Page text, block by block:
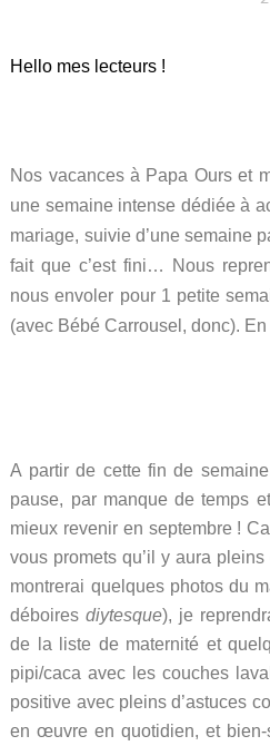
Hello mes lecteurs !
Nos vacances à Papa Ours et
une semaine intense dédiée à
mariage, suivie d’une semaine
fait que c’est fini… Nous
nous envoler pour 1 petite
(avec Bébé Carrousel, donc).
A partir de cette fin de
pause, par manque de temps
mieux revenir en septembre !
vous promets qu’il y aura
montrerai quelques photos du
déboiresdiytesque), je
de la liste de maternité et
pipi/caca avec les couches
positive avec pleins d’astuces
en œuvre en quotidien, et